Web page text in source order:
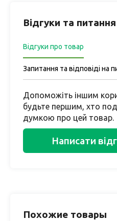
Відгуки та
Відгуки про товар
Запитання та відповіді на
Допоможіть іншим
будьте першим, хто
думкою про цей товар.
Написати
Похожие товары